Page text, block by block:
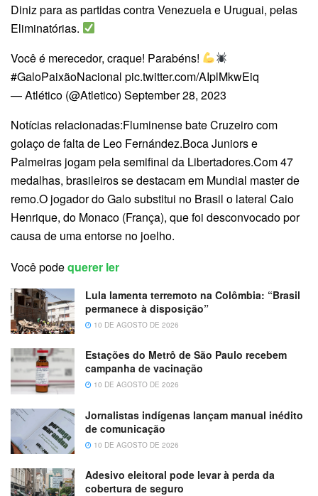
Diniz para as partidas contra Venezuela e Uruguai, pelas
Eliminatórias.
Você é merecedor, craque! Parabéns!
#GaloPaixãoNacional pic.twitter.com/AIplMkwEiq
— Atlético (@Atletico) September 28, 2023
Notícias relacionadas:Fluminense bate Cruzeiro com
golaço de falta de Leo Fernández.Boca Juniors e
Palmeiras jogam pela semifinal da Libertadores.Com 47
medalhas, brasileiros se destacam em Mundial master de
remo.O jogador do Galo substitui no Brasil o lateral Caio
Henrique, do Monaco (França), que foi desconvocado por
causa de uma entorse no joelho.
Você podequerer ler
Lula lamenta terremoto na Colômbia: “Brasil
permanece à disposição”
10 DE AGOSTO DE 2026
Estações do Metrô de São Paulo recebem
campanha de vacinação
10 DE AGOSTO DE 2026
Jornalistas indígenas lançam manual inédito
de comunicação
10 DE AGOSTO DE 2026
Adesivo eleitoral pode levar à perda da
cobertura de seguro